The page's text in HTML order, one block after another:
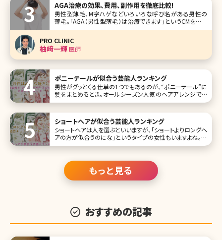
AGA治療の効果、費用、副作用を徹底比較!
男性型薄毛、M字ハゲなどいろいろな呼び名がある男性の
薄毛。「AGA（男性型薄毛）は治療できます」というCMを見て
も自分とは関係ない、自分の薄毛は治らないと考えている方
のか、またどんな
PRO CLINIC
柚﨑一輝医師
ポニーテールが似合う芸能人ランキング
男性がグッとくる仕草の1つでもあるのが、“ポニーテール”に
髪をまとめるとき。オールシーズン人気のヘアアレンジでも
あります。 そこで今回は、可愛すぎて真似したくなってしまう
気に入りのポニーテールスタイルをぜひ見つけてください
ね。 第1位綾
ショートヘアが似合う芸能人ランキング
ショートヘアは人を選ぶといいますが、「ショートよりロングヘ
アの方が似合うのにな」というタイプの女性もいますよね。一
般では目鼻立ちのはっきりした人がショートやベリーショート
てしまう人もいますが、今回は特にショートヘアが似合う芸
能人をランキングにして
もっと見る
おすすめの記事